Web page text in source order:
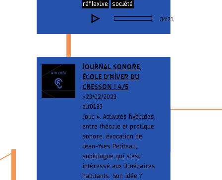
réflexive
société
Lecteur
audio
34:21
JOURNAL SONORE,
ÉCOLE D’HIVER DU
CRESSON ! 4/5
> 23/02/2023
alt0193
Jour 4. Activités hybrides,
entre théorie et pratique
sonore. évocation de
Jean-Yves Petiteau,
sociologue qui s’est
intéressé aux itinéraires
habitants. Son idée ?